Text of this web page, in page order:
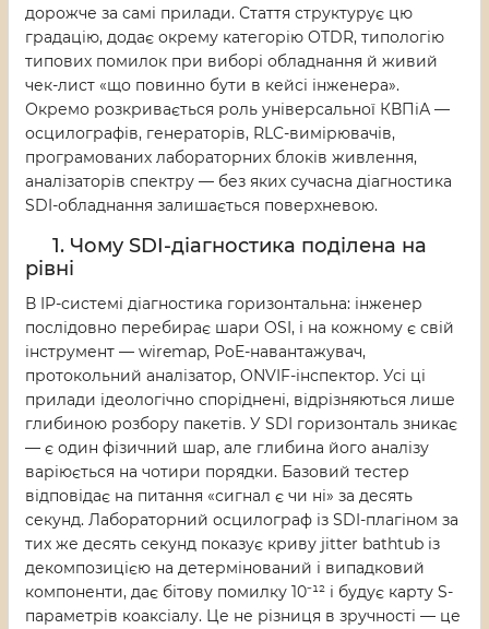
дорожче за самі прилади. Стаття структурує цю
градацію, додає окрему категорію OTDR, типологію
типових помилок при виборі обладнання й живий
чек-лист «що повинно бути в кейсі інженера».
Окремо розкривається роль універсальної КВПіА —
осцилографів, генераторів, RLC-вимірювачів,
програмованих лабораторних блоків живлення,
аналізаторів спектру — без яких сучасна діагностика
SDI-обладнання залишається поверхневою.
1. Чому SDI-діагностика поділена на
рівні
В IP-системі діагностика горизонтальна: інженер
послідовно перебирає шари OSI, і на кожному є свій
інструмент — wiremap, PoE-навантажувач,
протокольний аналізатор, ONVIF-інспектор. Усі ці
прилади ідеологічно споріднені, відрізняються лише
глибиною розбору пакетів. У SDI горизонталь зникає
— є один фізичний шар, але глибина його аналізу
варіюється на чотири порядки. Базовий тестер
відповідає на питання «сигнал є чи ні» за десять
секунд. Лабораторний осцилограф із SDI-плагіном за
тих же десять секунд показує криву jitter bathtub із
декомпозицією на детермінований і випадковий
компоненти, дає бітову помилку 10⁻¹² і будує карту S-
параметрів коаксіалу. Це не різниця в зручності — це